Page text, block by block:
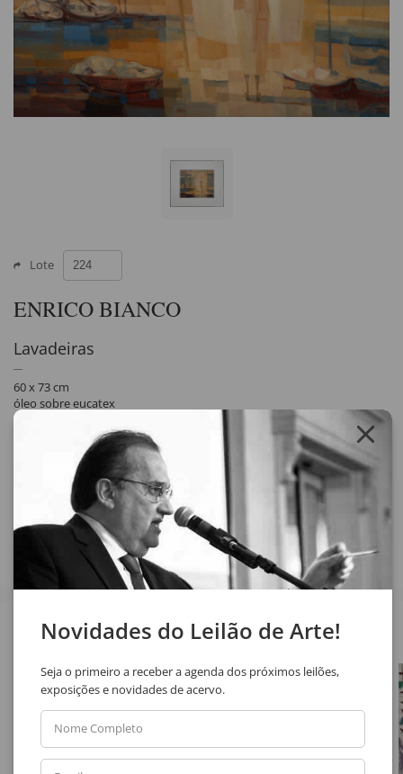
Lote
ENRICO BIANCO
Lavadeiras
60 x 73 cm
óleo sobre eucatex
assinatura inf. dir.
Compartilhar
Veja também
Novidades do Leilão de Arte!
Seja o primeiro a receber a agenda dos próximos leilões,
exposições e novidades de acervo.
Nome Completo